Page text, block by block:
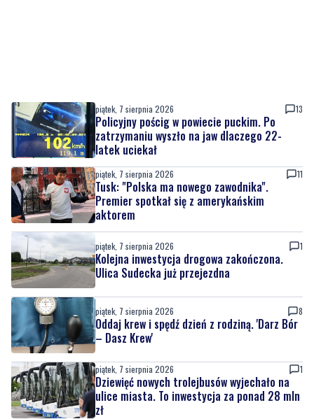
piątek, 7 sierpnia 2026 13
Policyjny pościg w powiecie puckim. Po
zatrzymaniu wyszło na jaw dlaczego 22-
latek uciekał
piątek, 7 sierpnia 2026 11
Tusk: "Polska ma nowego zawodnika".
Premier spotkał się z amerykańskim
aktorem
piątek, 7 sierpnia 2026 1
Kolejna inwestycja drogowa zakończona.
Ulica Sudecka już przejezdna
piątek, 7 sierpnia 2026 8
Oddaj krew i spędź dzień z rodziną. 'Darz Bór
– Dasz Krew'
piątek, 7 sierpnia 2026 1
Dziewięć nowych trolejbusów wyjechało na
ulice miasta. To inwestycja za ponad 28 mln
zł